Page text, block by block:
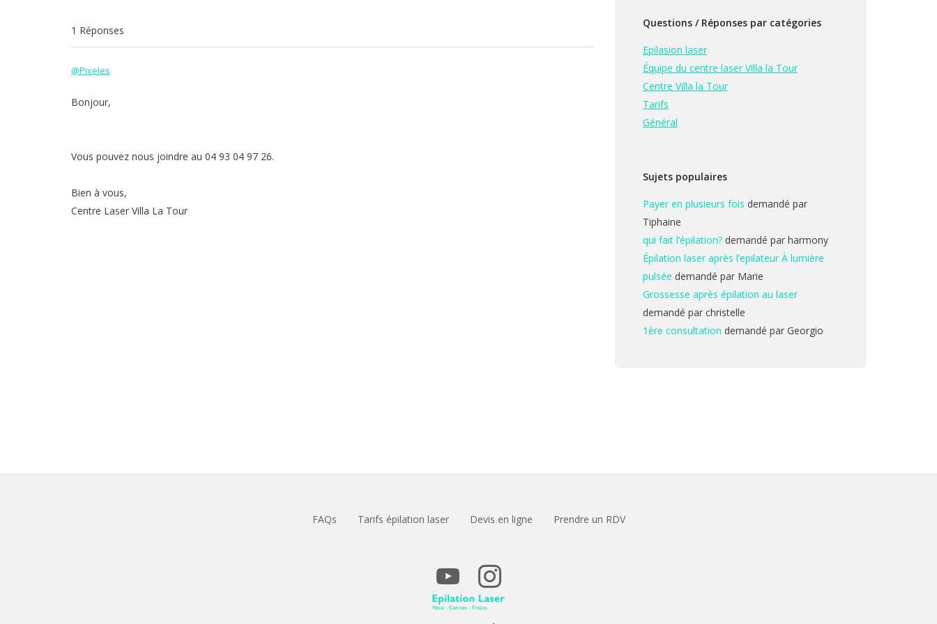
1 Réponses
@Pixeles
Bonjour,
Vous pouvez nous joindre au 04 93 04 97 26.
Bien à vous,
Centre Laser Villa La Tour
Questions / Réponses par catégories
Epilasion laser
Équipe du centre laser Villa la Tour
Centre Villa la Tour
Tarifs
Général
Sujets populaires
Payer en plusieurs fois demandé par
Tiphaine
qui fait l’épilation? demandé par harmony
Épilation laser après l’epilateur À lumière
pulsée demandé par Marie
Grossesse après épilation au laser
demandé par christelle
1ère consultation demandé par Georgio
FAQs Tarifs épilation laser Devis en ligne Prendre un RDV